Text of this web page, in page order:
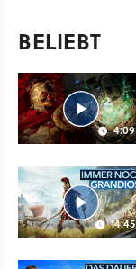
BELIEBT
4:09
14:45